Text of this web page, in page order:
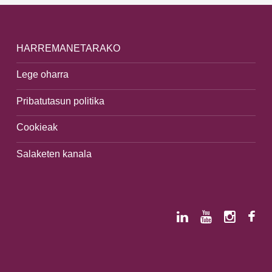
HARREMANETARAKO
Lege oharra
Pribatutasun politika
Cookieak
Salaketen kanala